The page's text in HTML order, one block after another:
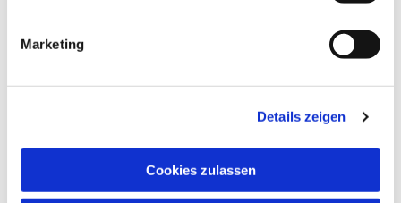
Marketing
Details zeigen
Cookies zulassen